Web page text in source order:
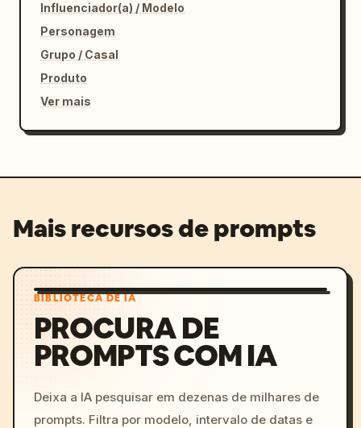
Influenciador(a) / Modelo
Personagem
Grupo / Casal
Produto
Ver mais
Mais recursos de prompts
BIBLIOTECA DE IA
PROCURA DE
PROMPTS COM IA
Deixa a IA pesquisar em dezenas de milhares de
prompts. Filtra por modelo, intervalo de datas e